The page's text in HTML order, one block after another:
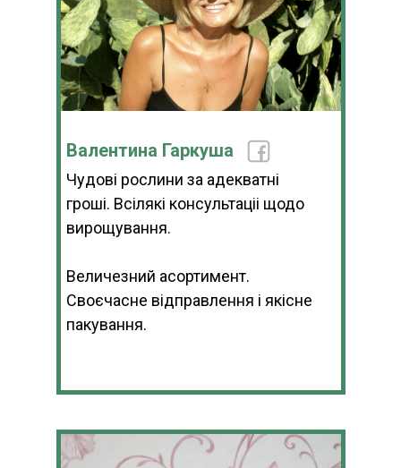
Валентина Гаркуша
Чудові рослини за адекватні
гроші. Всілякі консультаціі щодо
вирощування.
Величезний асортимент.
Своєчасне відправлення і якісне
пакування.